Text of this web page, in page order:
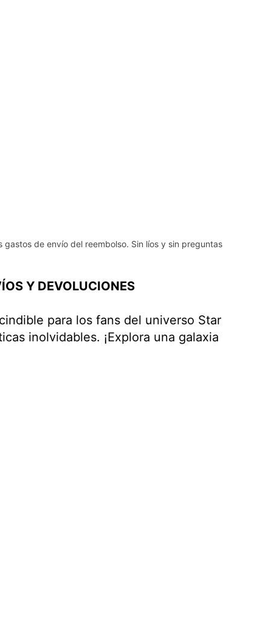
de envío del reembolso. Sin líos y sin preguntas
Y DEVOLUCIONES
para los fans del universo Star
inolvidables. ¡Explora una galaxia